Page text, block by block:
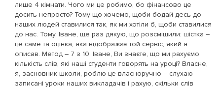
лише 4 кімнати. Чого ми це робимо, бо фінансово це
досить непросто? Тому що хочемо, щоби бодай десь до
наших людей ставилися так, як ми хотіли б, щоби ставилися
до нас. Тому, Іване, ще раз дякую, що розсмішили: шістка –
це саме та оцінка, яка відображає той сервіс, який я
описав. Метод – 7 з 10. Іване, Ви знаєте, що ми рахуємо
кількість слів, які наші студенти говорять на уроці? Власне,
я, засновник школи, роблю це власноручно – слухаю
записані уроки наших викладачів і рахую, скільки слів